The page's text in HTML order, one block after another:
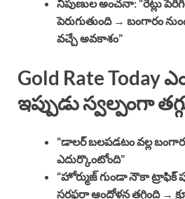
నిపుణుల అంచనా: “రేట్లు
పెరుగుతుంది → బంగారం
వచ్చే అవకాశం”
Gold Rate Today
ఇప్పుడు స్వల్పంగా
“డాలర్ బలపడటం వల్ల
ఎదుర్కొంటోంది”
“హోర్ముజ్ గుండా నౌకా ట్రాఫిక్
సరఫరా ఆందోళన తగ్గింది →